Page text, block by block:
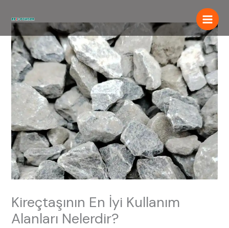
atla
Kireçtaşının En İyi Kullanım
Alanları Nelerdir?